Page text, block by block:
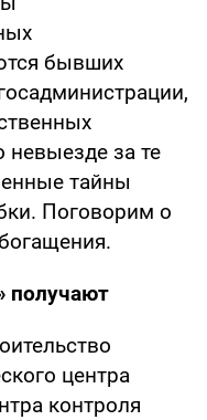
бывших
невыезде за те
тайны
Поговорим о
получают
центра
контроля